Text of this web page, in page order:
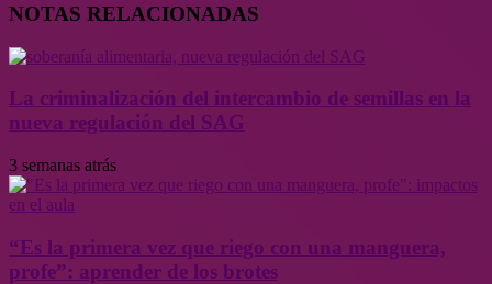
NOTAS RELACIONADAS
La criminalización del intercambio de semillas en la
nueva regulación del SAG
3 semanas atrás
“Es la primera vez que riego con una manguera,
profe”: aprender de los brotes